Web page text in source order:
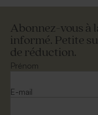
Abonnez-vous à
informé. Petite
de réduction.
Prénom
E-mail